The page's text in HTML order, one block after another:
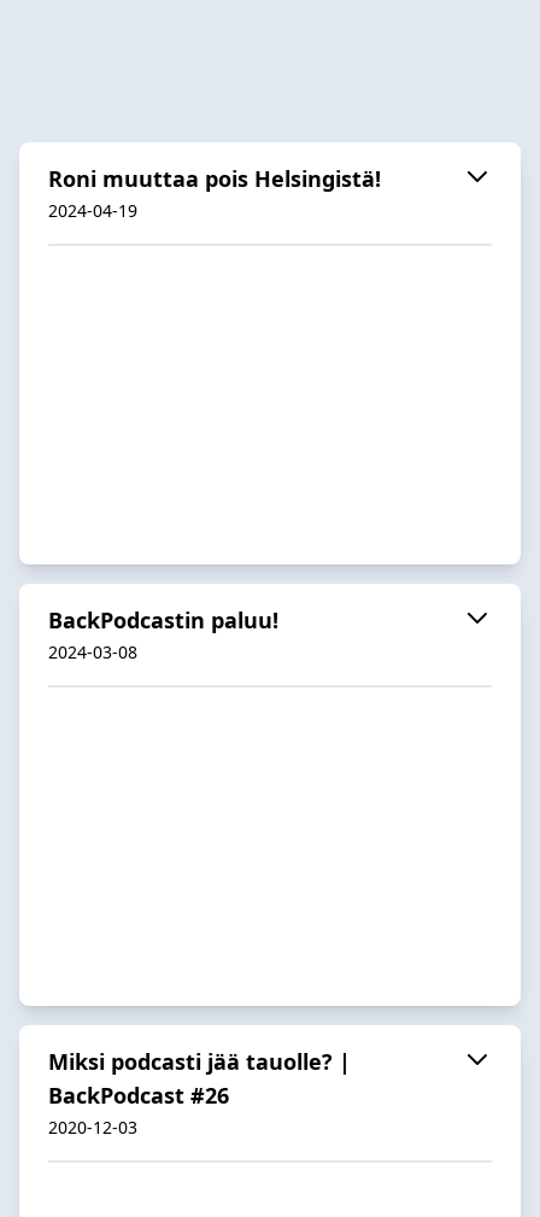
Roni muuttaa pois Helsingistä!
2024-04-19
BackPodcastin paluu!
2024-03-08
Miksi podcasti jää tauolle? |
BackPodcast #26
2020-12-03